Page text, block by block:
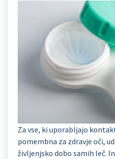
Za vse, ki uporabljajo
pomembna za zdravje oči,
življenjsko dobo samih leč.